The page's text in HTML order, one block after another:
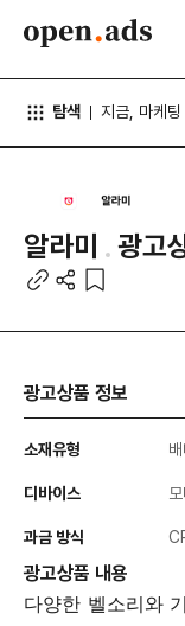
탐색 지금, 마케팅
알라미 광고
광고상품 정보
소재유형 배
디바이스
과금 방식
광고상품 내용
다양한 벨소리와